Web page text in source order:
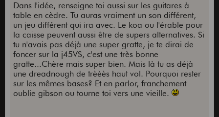
Dans l'idée, renseigne toi aussi sur les guitares à
table en cèdre. Tu auras vraiment un son différent,
un jeu différent qui ira avec. Le koa ou l'érable pour
la caisse peuvent aussi être de supers alternatives. Si
tu n'avais pas déjà une super gratte, je te dirai de
foncer sur la j45VS, c'est une très bonne
gratte...Chère mais super bien. Mais là tu as déjà
une dreadnough de trèèès haut vol. Pourquoi rester
sur les mêmes bases? Et en parlor, franchement
oublie gibson ou tourne toi vers une vieille.